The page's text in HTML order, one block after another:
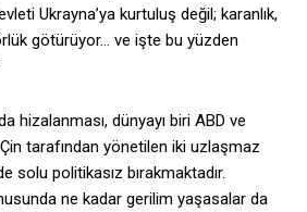
Ukrayna’ya kurtuluş değil; karanlık,
götürüyor… ve işte bu yüzden
hizalanması, dünyayı biri ABD ve
tarafından yönetilen iki uzlaşmaz
solu politikasız bırakmaktadır.
ne kadar gerilim yaşasalar da